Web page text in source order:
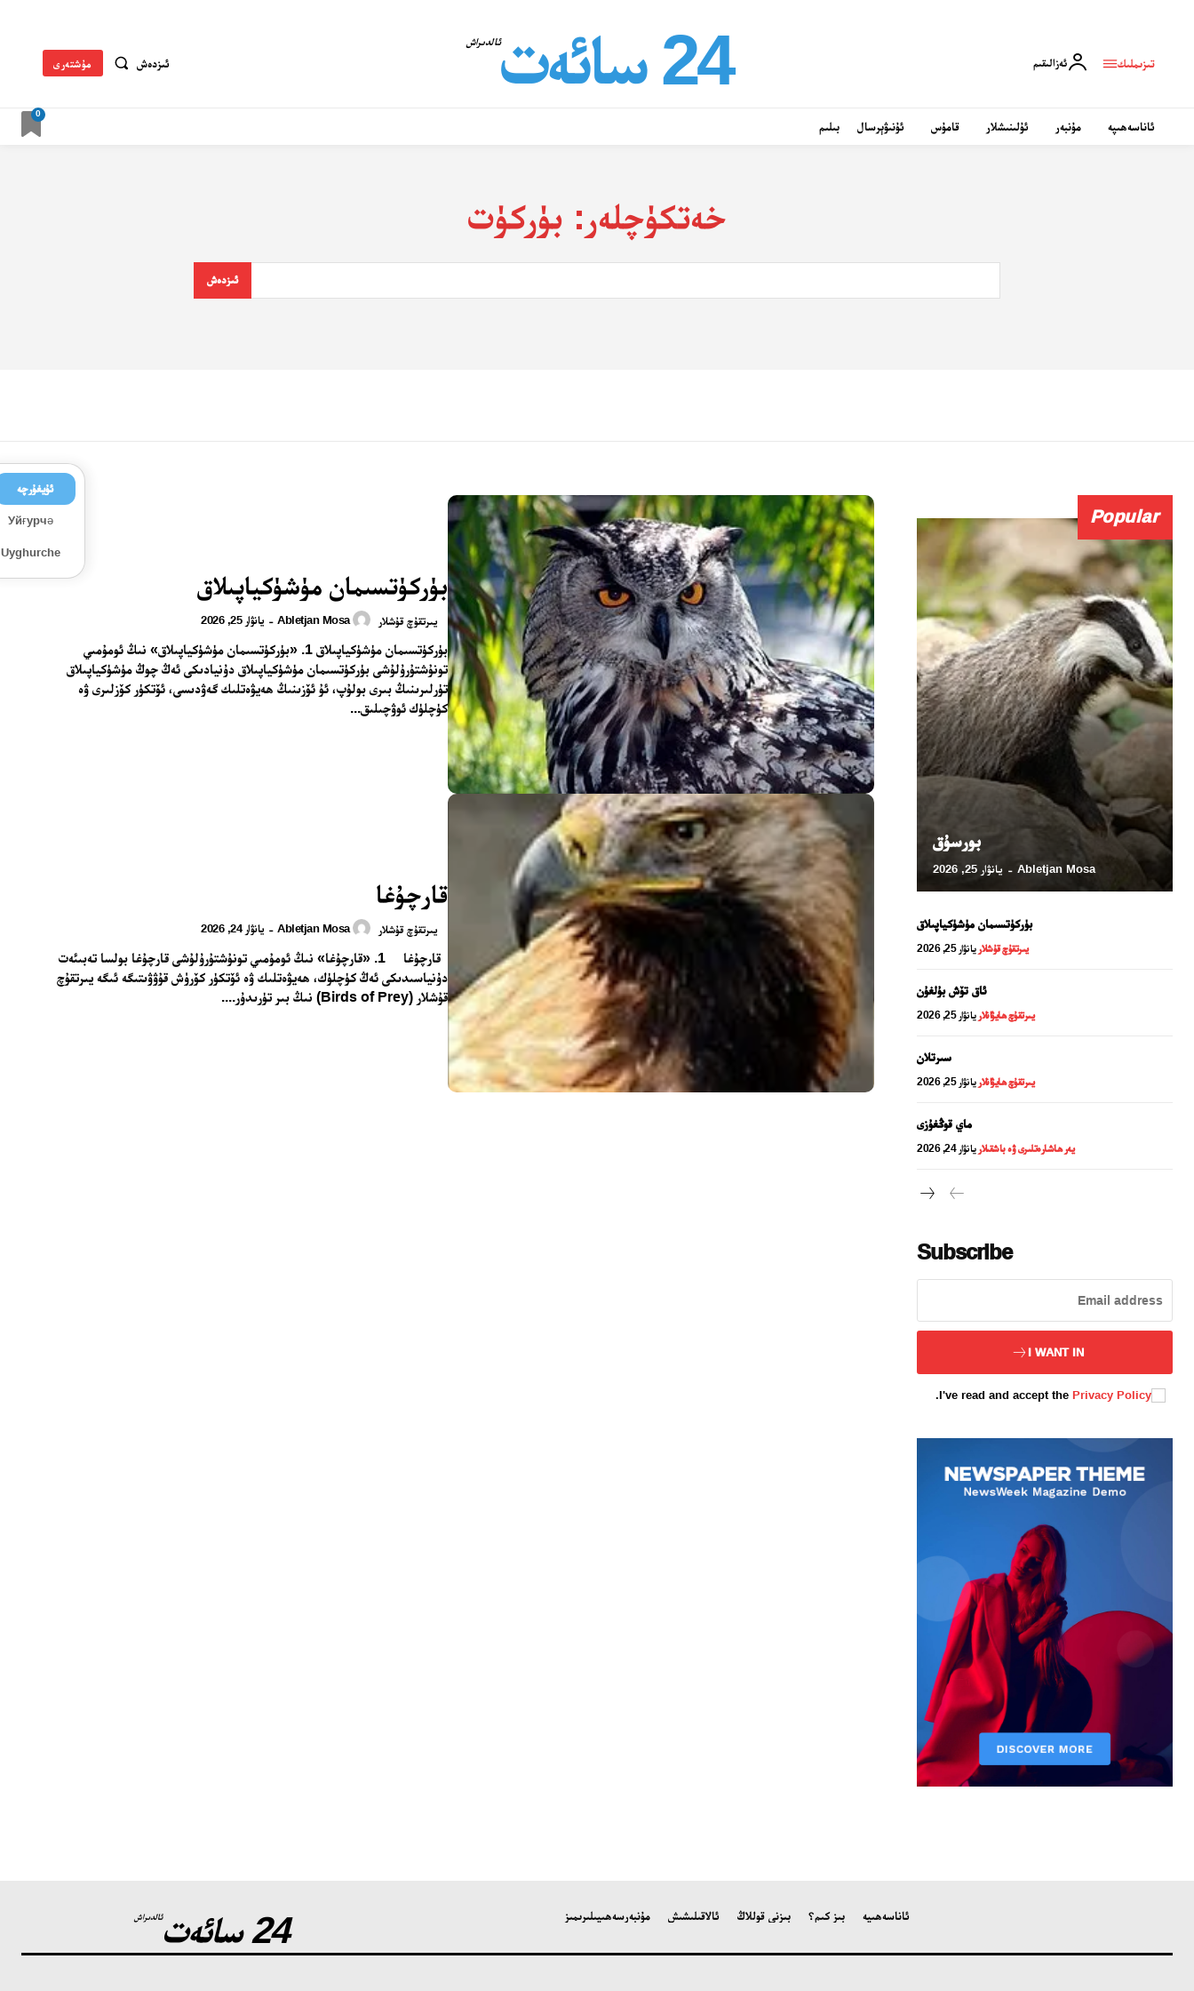
تور بېكىتىمىز
تىزىملىك ئەزالىقىم 24 سائەت ئالدىراش
ئىزدەش مۇشتەرى
ئاناسەھىپە مۇنبەر ئۇلىنىشلار قامۇس ئۇنىۋېرسال بىلىم
0
خەتكۈچلەر:بۈركۈت
ئىزدەش
بۈركۈتسىمان مۈشۈكياپىلاق
يىرتقۇچ قۇشلار Abletjan Mosa
- يانۋار 25, 2026
بۈركۈتسىمان مۈشۈكياپىلاق 1. «بۈركۈتسىمان مۈشۈكياپىلاق» نىڭ ئومۇمىي
تونۇشتۇرۇلۇشى بۈركۈتسىمان مۈشۈكياپىلاق دۇنيادىكى ئەڭ چوڭ مۈشۈكياپىلاق
تۈرلىرىنىڭ بىرى بولۇپ، ئۇ ئۆزىنىڭ ھەيۋەتلىك گەۋدىسى، ئۆتكۈر كۆزلىرى ۋە
كۈچلۈك ئوۋچىلىق...
قارچۇغا
يىرتقۇچ قۇشلار Abletjan Mosa
- يانۋار 24, 2026
قارچۇغا 1. «قارچۇغا» نىڭ ئومۇمىي تونۇشتۇرۇلۇشى قارچۇغا بولسا تەبىئەت
دۇنياسىدىكى ئەڭ كۈچلۈك، ھەيۋەتلىك ۋە ئۆتكۈر كۆرۈش قۇۋۋىتىگە ئىگە يىرتقۇچ
قۇشلار (Birds of Prey) نىڭ بىر تۈرىدۇر....
Popular
بورسۇق
Abletjan Mosa
- يانۋار 25, 2026
بۈركۈتسىمان مۈشۈكياپىلاق
يىرتقۇچ قۇشلار يانۋار 25, 2026
ئاق تۆش بۇلغۇن
يىرتقۇچ ھايۋانلار يانۋار 25, 2026
سىرتلان
يىرتقۇچ ھايۋانلار يانۋار 25, 2026
ماي قوڭغۇزى
يەر ھاشارەتلىرى ۋە باشقىلار يانۋار 24, 2026
Subscribe
I WANT IN
I've read and accept the Privacy Policy
.
24 سائەت ئالدىراش ئاناسەھىپە بىز كىم؟ بىزنى قوللاڭ ئالاقىلىشىش مۇنبەرسەھىپىلىرىمىز
ئۇيغۇرچە
Уйғурчә
Uyghurche